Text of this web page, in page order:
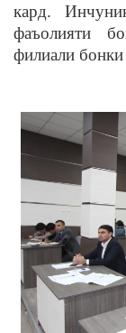
кард.
фаъолияти
филиали